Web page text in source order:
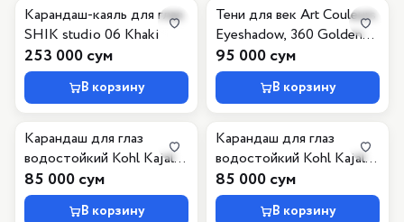
Карандаш-каяль для глаз
SHIK studio 06 Khaki
253 000 сум
В корзину
Тени для век Art Couleurs
Eyeshadow, 360 Golden
Leaf
95 000 сум
В корзину
Карандаш для глаз
водостойкий Kohl Kajal
Waterproof, 010 черный
85 000 сум
В корзину
Карандаш для глаз
водостойкий Kohl Kajal
Waterproof, 100 Burgundy
Babe
85 000 сум
В корзину